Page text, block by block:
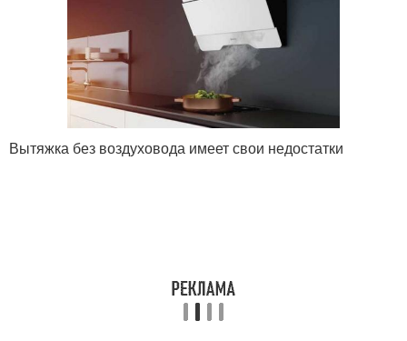
Вытяжка без воздуховода имеет свои недостатки